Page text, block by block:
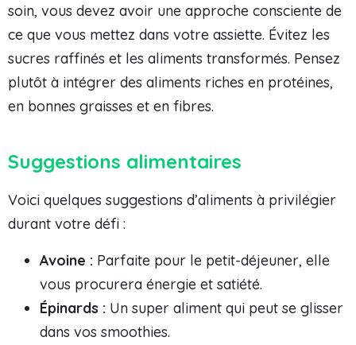
soin, vous devez avoir une approche consciente de
ce que vous mettez dans votre assiette. Évitez les
sucres raffinés et les aliments transformés. Pensez
plutôt à intégrer des aliments riches en protéines,
en bonnes graisses et en fibres.
Suggestions alimentaires
Voici quelques suggestions d’aliments à privilégier
durant votre défi :
Avoine : Parfaite pour le petit-déjeuner, elle
vous procurera énergie et satiété.
Épinards : Un super aliment qui peut se glisser
dans vos smoothies.